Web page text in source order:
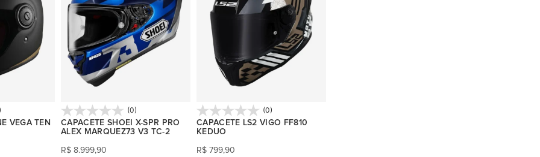
VEGA TEN
(0)
CAPACETE SHOEI X-SPR PRO
ALEX MARQUEZ73 V3 TC-2
R$ 8.999,90
(0)
CAPACETE LS2 VIGO FF810
KEDUO
R$ 799,90